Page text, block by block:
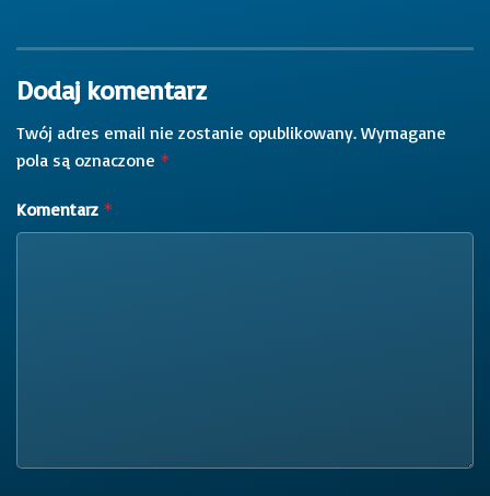
Dodaj komentarz
Twój adres email nie zostanie opublikowany. Wymagane
pola są oznaczone *
Komentarz *